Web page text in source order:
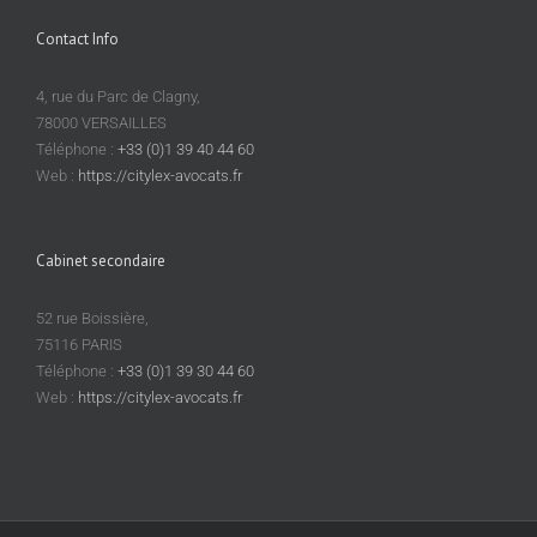
Contact Info
4, rue du Parc de Clagny,
78000 VERSAILLES
Téléphone : +33 (0)1 39 40 44 60
Web : https://citylex-avocats.fr
Cabinet secondaire
52 rue Boissière,
75116 PARIS
Téléphone : +33 (0)1 39 30 44 60
Web : https://citylex-avocats.fr